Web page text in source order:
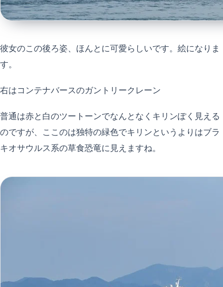
彼女のこの後ろ姿、ほんとに可愛らしいです。絵になりま
す。
右はコンテナバースのガントリークレーン
普通は赤と白のツートーンでなんとなくキリンぽく見える
のですが、ここのは独特の緑色でキリンというよりはブラ
キオサウルス系の草食恐竜に見えますね。